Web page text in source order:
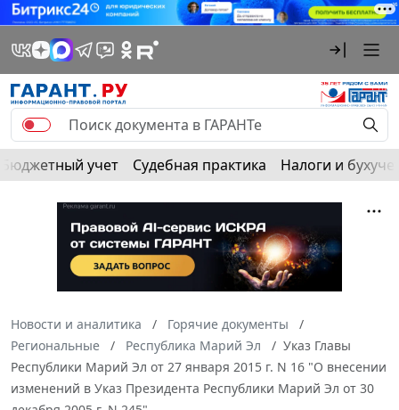
Бюджетный учет Судебная практика Налоги и
Новости и аналитика
Горячие документы
Региональные
Республика Марий Эл
Указ Главы
Республики Марий Эл от 27 января 2015 г. N 16 "О внесении
изменений в Указ Президента Республики Марий Эл от 30